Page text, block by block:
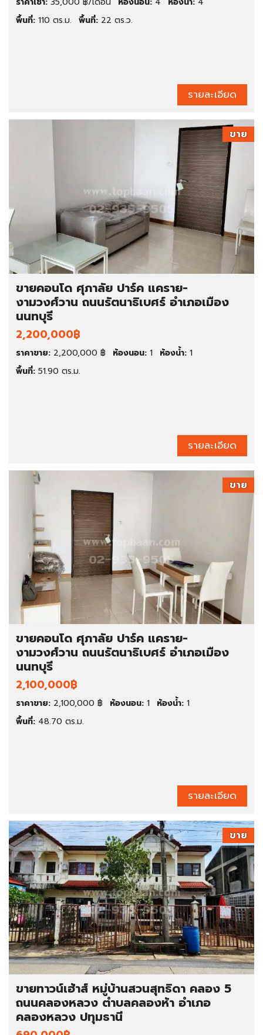
พื้นที่: 110 ตร.ม. พื้นที่: 22 ตร.ว.
รายละเอียด
ขาย
ขายคอนโด ศุภาลัย ปาร์ค แคราย-
งามวงศ์วาน ถนนรัตนาธิเบศร์ อำเภอเมือง
นนทบุรี
2,200,000฿
ราคาขาย: 2,200,000 ฿ ห้องนอน: 1 ห้องน้ำ: 1
พื้นที่: 51.90 ตร.ม.
รายละเอียด
ขาย
ขายคอนโด ศุภาลัย ปาร์ค แคราย-
งามวงศ์วาน ถนนรัตนาธิเบศร์ อำเภอเมือง
นนทบุรี
2,100,000฿
ราคาขาย: 2,100,000 ฿ ห้องนอน: 1 ห้องน้ำ: 1
พื้นที่: 48.70 ตร.ม.
รายละเอียด
ขาย
ขายทาวน์เฮ้าส์ หมู่บ้านสวนสุทธิดา คลอง 5
ถนนคลองหลวง ตำบลคลองห้า อำเภอ
คลองหลวง ปทุมธานี